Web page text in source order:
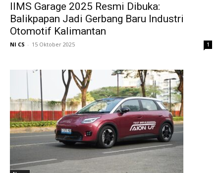
IIMS Garage 2025 Resmi Dibuka:
Balikpapan Jadi Gerbang Baru Industri
Otomotif Kalimantan
NI CS - 15 Oktober 2025 1